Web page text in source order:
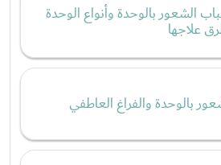
الشعور بالوحدة وأنواع الوحدة
علاجها
بالوحدة والفراغ العاطفي